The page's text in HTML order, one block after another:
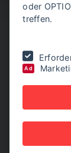
bringt Kritikern
EU-
oder
treffen.
Ad